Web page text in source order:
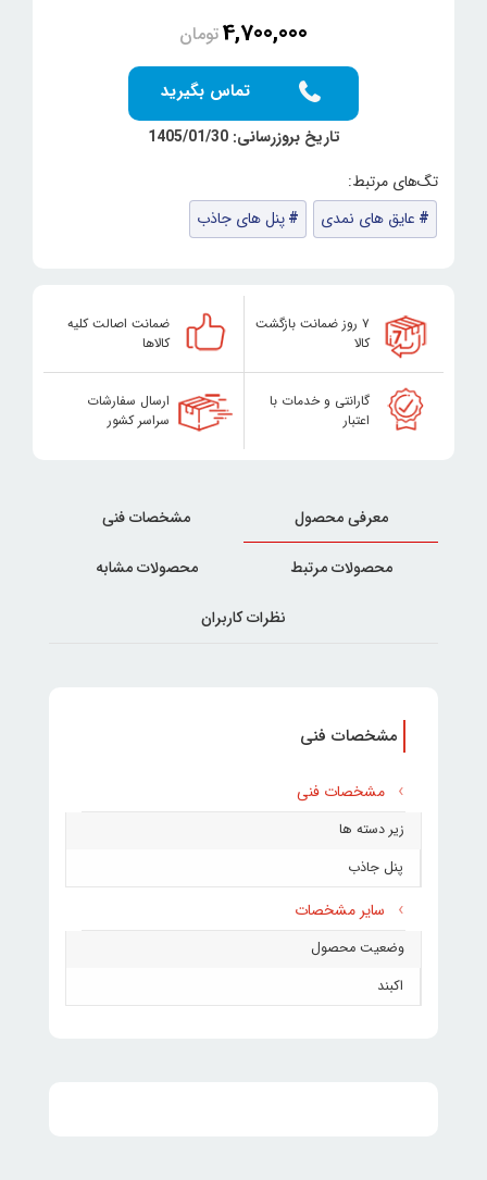
4,700,000تومان
تماس بگیرید
تاریخ بروزرسانی: 1405/01/30
عایق های نمدی پنل های جاذب
۷ روز ضمانت بازگشت
کالا
ضمانت اصالت کلیه
کالاها
گارانتی و خدمات با
اعتبار
ارسال سفارشات
سراسر کشور
معرفی محصول مشخصات فنی
محصولات مرتبط محصولات مشابه
نظرات کاربران
مشخصات فنی
مشخصات فنی
زیر دسته ها
پنل جاذب
سایر مشخصات
وضعیت محصول
اکبند